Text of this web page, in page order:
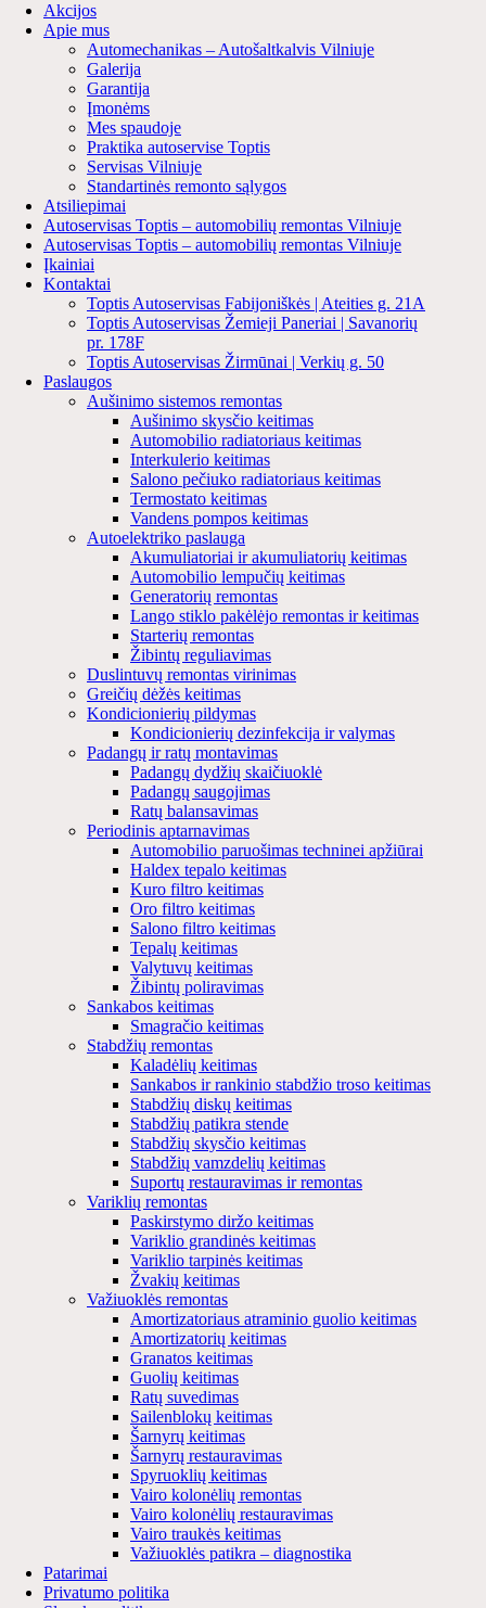
Akcijos
Apie mus
Automechanikas – Autošaltkalvis Vilniuje
Galerija
Garantija
Įmonėms
Mes spaudoje
Praktika autoservise Toptis
Servisas Vilniuje
Standartinės remonto sąlygos
Atsiliepimai
Autoservisas Toptis – automobilių remontas Vilniuje
Autoservisas Toptis – automobilių remontas Vilniuje
Įkainiai
Kontaktai
Toptis Autoservisas Fabijoniškės | Ateities g. 21A
Toptis Autoservisas Žemieji Paneriai | Savanorių
pr. 178F
Toptis Autoservisas Žirmūnai | Verkių g. 50
Paslaugos
Aušinimo sistemos remontas
Aušinimo skysčio keitimas
Automobilio radiatoriaus keitimas
Interkulerio keitimas
Salono pečiuko radiatoriaus keitimas
Termostato keitimas
Vandens pompos keitimas
Autoelektriko paslauga
Akumuliatoriai ir akumuliatorių keitimas
Automobilio lempučių keitimas
Generatorių remontas
Lango stiklo pakėlėjo remontas ir keitimas
Starterių remontas
Žibintų reguliavimas
Duslintuvų remontas virinimas
Greičių dėžės keitimas
Kondicionierių pildymas
Kondicionierių dezinfekcija ir valymas
Padangų ir ratų montavimas
Padangų dydžių skaičiuoklė
Padangų saugojimas
Ratų balansavimas
Periodinis aptarnavimas
Automobilio paruošimas techninei apžiūrai
Haldex tepalo keitimas
Kuro filtro keitimas
Oro filtro keitimas
Salono filtro keitimas
Tepalų keitimas
Valytuvų keitimas
Žibintų poliravimas
Sankabos keitimas
Smagračio keitimas
Stabdžių remontas
Kaladėlių keitimas
Sankabos ir rankinio stabdžio troso keitimas
Stabdžių diskų keitimas
Stabdžių patikra stende
Stabdžių skysčio keitimas
Stabdžių vamzdelių keitimas
Suportų restauravimas ir remontas
Variklių remontas
Paskirstymo diržo keitimas
Variklio grandinės keitimas
Variklio tarpinės keitimas
Žvakių keitimas
Važiuoklės remontas
Amortizatoriaus atraminio guolio keitimas
Amortizatorių keitimas
Granatos keitimas
Guolių keitimas
Ratų suvedimas
Sailenblokų keitimas
Šarnyrų keitimas
Šarnyrų restauravimas
Spyruoklių keitimas
Vairo kolonėlių remontas
Vairo kolonėlių restauravimas
Vairo traukės keitimas
Važiuoklės patikra – diagnostika
Patarimai
Privatumo politika